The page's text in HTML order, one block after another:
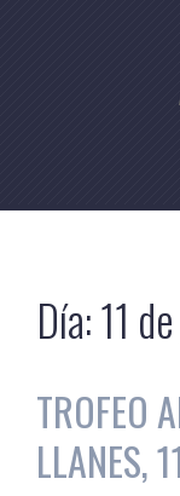
Día:11
TROFEO
LLANES,